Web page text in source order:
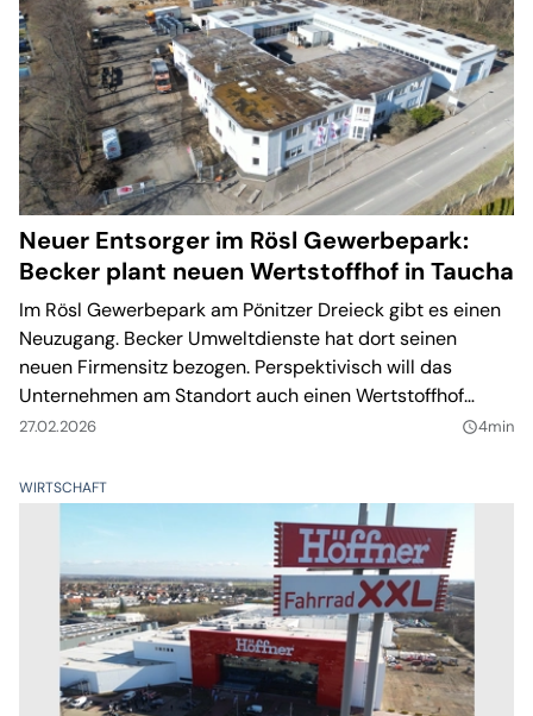
Neuer Entsorger im Rösl Gewerbepark:
Becker plant neuen Wertstoffhof in Taucha
Im Rösl Gewerbepark am Pönitzer Dreieck gibt es einen
Neuzugang. Becker Umweltdienste hat dort seinen
neuen Firmensitz bezogen. Perspektivisch will das
Unternehmen am Standort auch einen Wertstoffhof
aufbauen.
27.02.2026 query_builder4min
WIRTSCHAFT